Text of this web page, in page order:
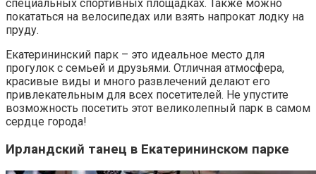
специальных спортивных площадках. Также можно
покататься на велосипедах или взять напрокат лодку на
пруду.
Екатерининский парк – это идеальное место для
прогулок с семьей и друзьями. Отличная атмосфера,
красивые виды и много развлечений делают его
привлекательным для всех посетителей. Не упустите
возможность посетить этот великолепный парк в самом
сердце города!
Ирландский танец в Екатерининском парке